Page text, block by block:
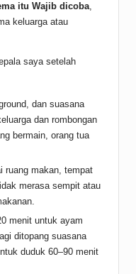
itu Wajib dicoba,
keluarga atau
saya setelah
dan suasana
dan rombongan
bermain, orang tua
ruang makan, tempat
merasa sempit atau
menit untuk ayam
ditopang suasana
duduk 60–90 menit